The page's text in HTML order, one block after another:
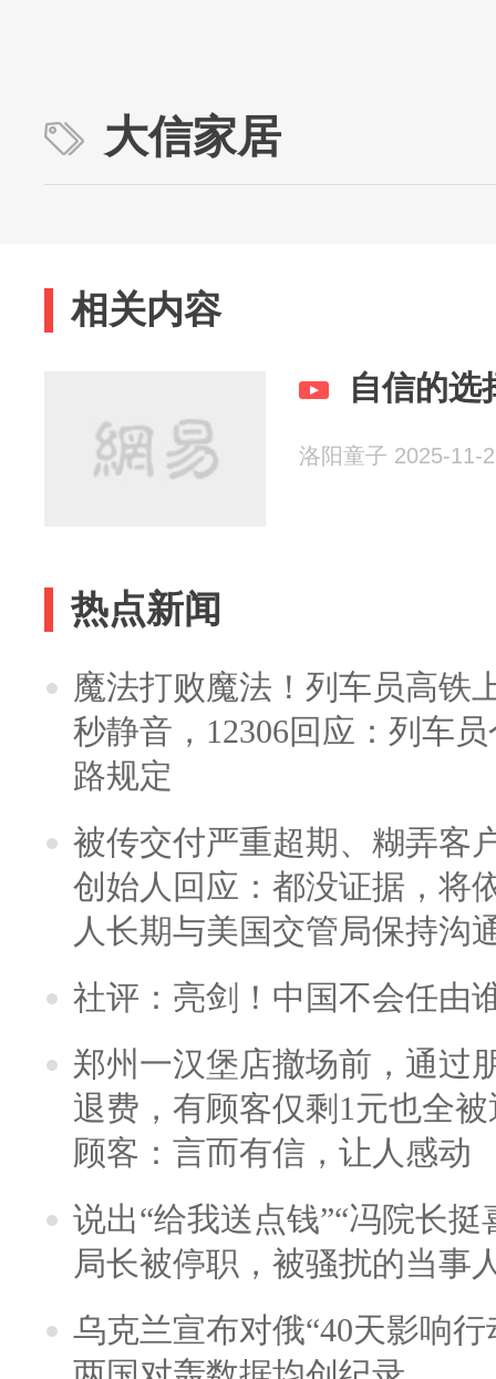
大信家居
相关内容
自信的选
洛阳童子 2025-11-
热点新闻
魔法打败魔法！列车员高铁
秒静音，12306回应：列车
路规定
被传交付严重超期、糊弄客
创始人回应：都没证据，将
人长期与美国交管局保持沟
社评：亮剑！中国不会任由
郑州一汉堡店撤场前，通过
退费，有顾客仅剩1元也全
顾客：言而有信，让人感动
说出“给我送点钱”“冯院长
局长被停职，被骚扰的当事
乌克兰宣布对俄“40天影响